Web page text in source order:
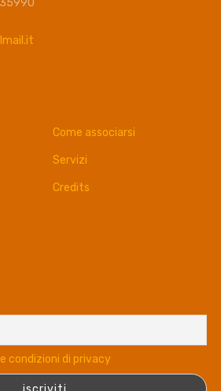
Come associarsi
Servizi
Credits
condizioni di privacy